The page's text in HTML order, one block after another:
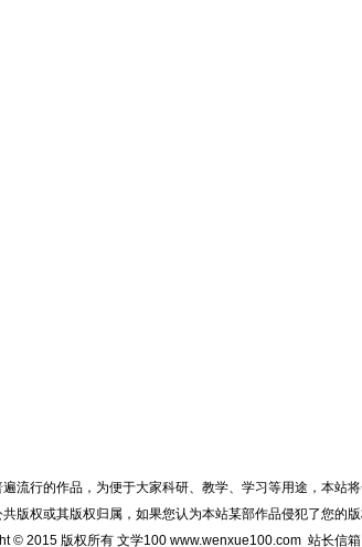
流行的作品，为便于大家科研、教学、学习等用途，本站
版权或其版权归属，如果您认为本站某部作品侵犯了您的
© 2015 版权所有 文学100 www.wenxue100.com 站长信